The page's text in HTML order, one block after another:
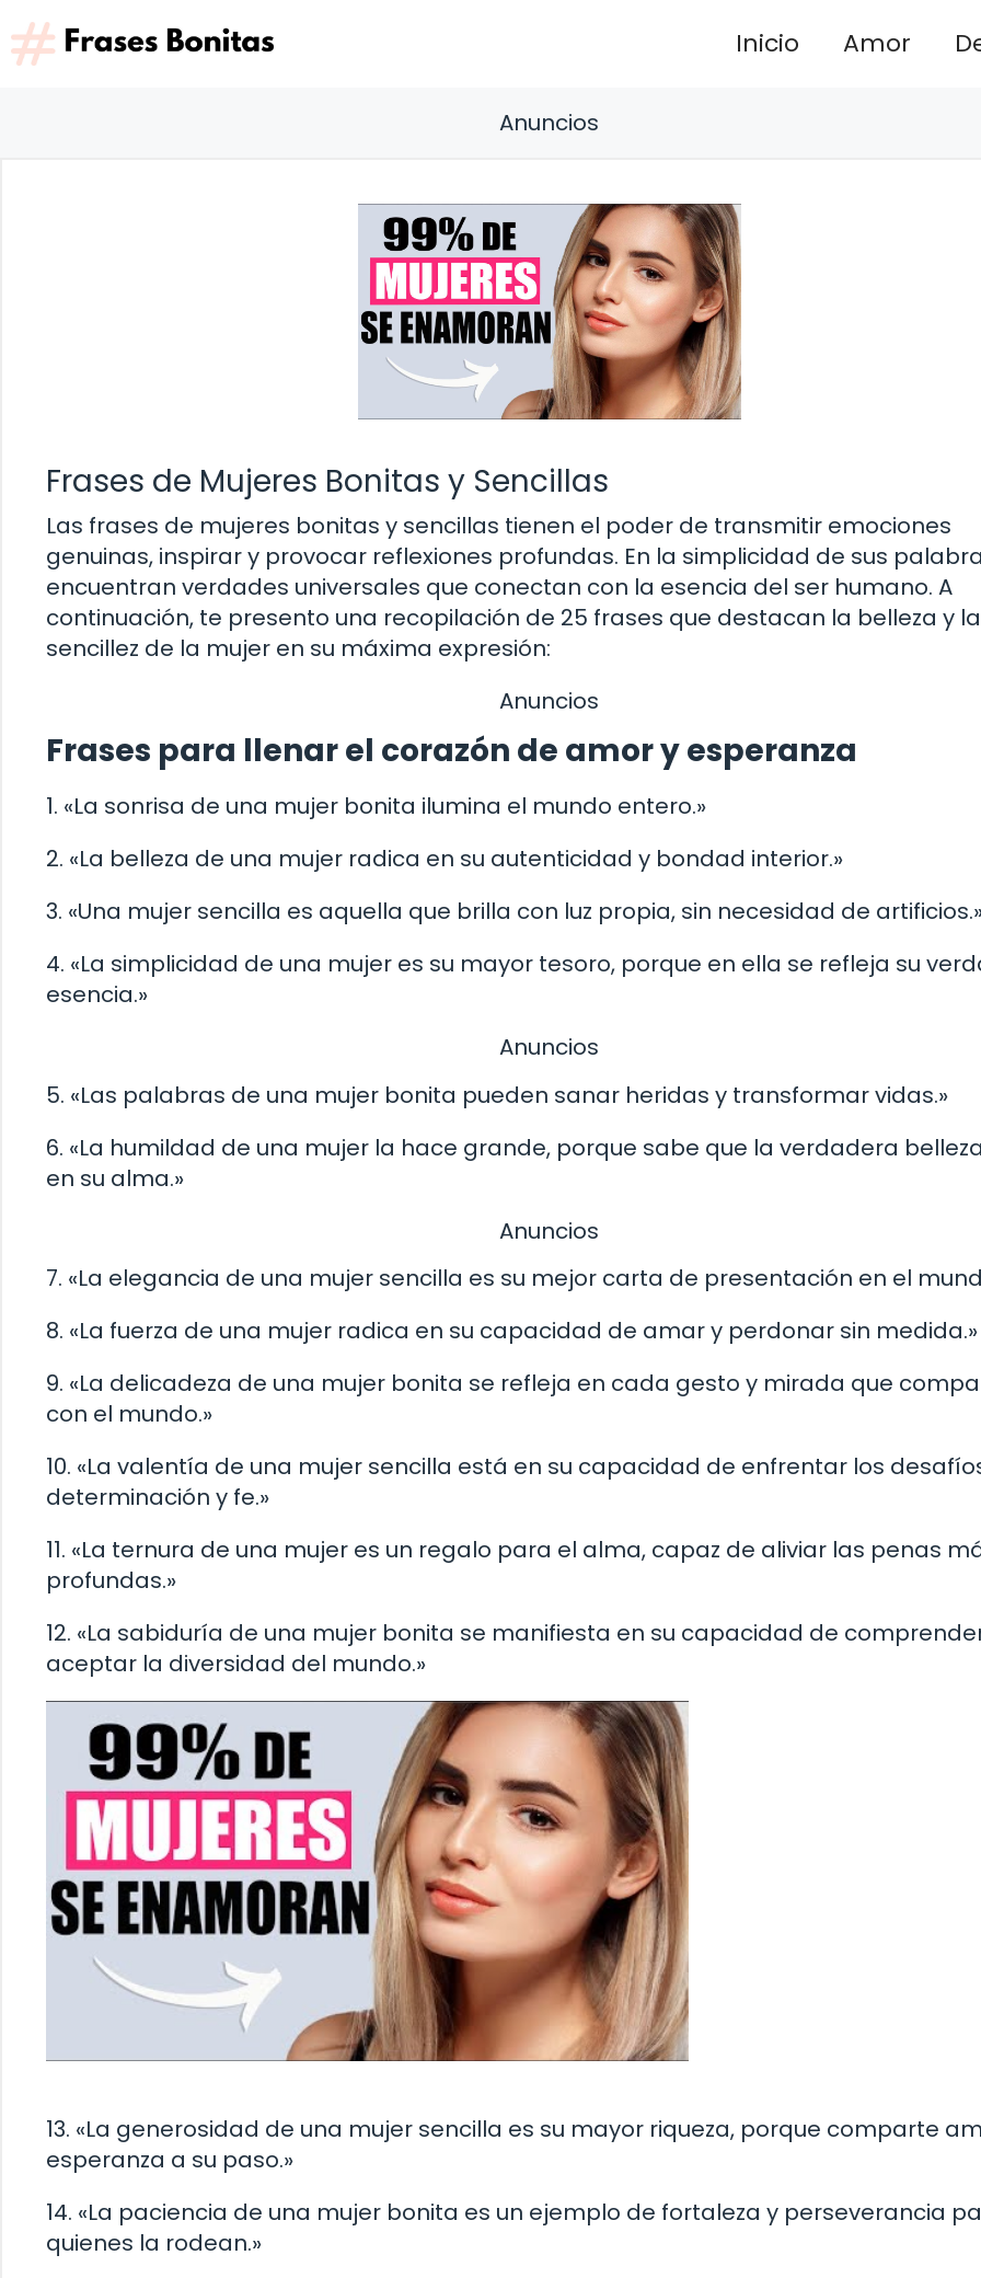
Saltar
al
contenido
Inicio Amor
Anuncios
Frases de Mujeres Bonitas y Sencillas
Las frases de mujeres bonitas y sencillas tienen el poder de transmitir emociones
genuinas, inspirar y provocar reflexiones profundas. En la simplicidad de sus
encuentran verdades universales que conectan con la esencia del ser humano. A
continuación, te presento una recopilación de 25 frases que destacan la belleza y la
sencillez de la mujer en su máxima expresión:
Anuncios
Frases para llenar el corazón de amor y esperanza
1. «La sonrisa de una mujer bonita ilumina el mundo entero.»
2. «La belleza de una mujer radica en su autenticidad y bondad interior.»
3. «Una mujer sencilla es aquella que brilla con luz propia, sin necesidad de
4. «La simplicidad de una mujer es su mayor tesoro, porque en ella se refleja su
esencia.»
Anuncios
5. «Las palabras de una mujer bonita pueden sanar heridas y transformar vidas.»
6. «La humildad de una mujer la hace grande, porque sabe que la verdadera
en su alma.»
Anuncios
7. «La elegancia de una mujer sencilla es su mejor carta de presentación en el
8. «La fuerza de una mujer radica en su capacidad de amar y perdonar sin medida.»
9. «La delicadeza de una mujer bonita se refleja en cada gesto y mirada que
con el mundo.»
10. «La valentía de una mujer sencilla está en su capacidad de enfrentar los
determinación y fe.»
11. «La ternura de una mujer es un regalo para el alma, capaz de aliviar las penas
profundas.»
12. «La sabiduría de una mujer bonita se manifiesta en su capacidad de
aceptar la diversidad del mundo.»
13. «La generosidad de una mujer sencilla es su mayor riqueza, porque comparte
esperanza a su paso.»
14. «La paciencia de una mujer bonita es un ejemplo de fortaleza y perseverancia
quienes la rodean.»